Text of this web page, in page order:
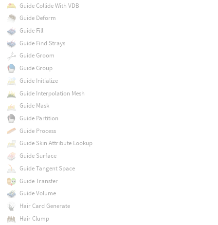
Guide Collide With VDB
Guide Deform
Guide Fill
Guide Find Strays
Guide Groom
Guide Group
Guide Initialize
Guide Interpolation Mesh
Guide Mask
Guide Partition
Guide Process
Guide Skin Attribute Lookup
Guide Surface
Guide Tangent Space
Guide Transfer
Guide Volume
Hair Card Generate
Hair Clump